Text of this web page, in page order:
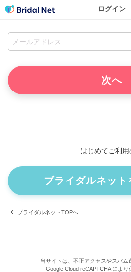
ログイン
はじめてご利用
ブライダルネット
ブライダルネットTOPへ
当サイトは、不正アクセスやスパム
Google Cloud reCAPTCHA により